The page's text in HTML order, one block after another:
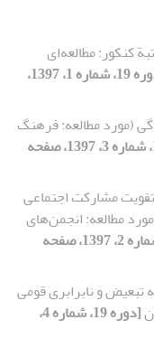
کنکور: مطالعه‌ای
[دوره 19، شماره 1، 1397،
(مورد مطالعه: فرهنگ
[دوره 19، شماره 3، 1397، صفحه
تقویت مشارکت اجتماعی
مطالعه: انجمن‌های
[دوره 19، شماره 2، 1397، صفحه
تبعیض و نابرابری قومی
[دوره 19، شماره 4،